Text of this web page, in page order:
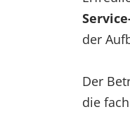
der
Der
die